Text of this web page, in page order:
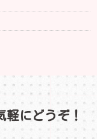
軽にどうぞ！